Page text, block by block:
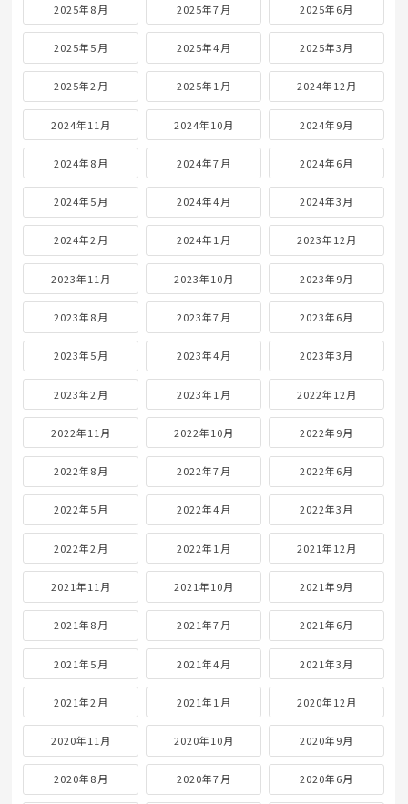
2025年8月 2025年7月 2025年6月
2025年5月 2025年4月 2025年3月
2025年2月 2025年1月 2024年12月
2024年11月 2024年10月 2024年9月
2024年8月 2024年7月 2024年6月
2024年5月 2024年4月 2024年3月
2024年2月 2024年1月 2023年12月
2023年11月 2023年10月 2023年9月
2023年8月 2023年7月 2023年6月
2023年5月 2023年4月 2023年3月
2023年2月 2023年1月 2022年12月
2022年11月 2022年10月 2022年9月
2022年8月 2022年7月 2022年6月
2022年5月 2022年4月 2022年3月
2022年2月 2022年1月 2021年12月
2021年11月 2021年10月 2021年9月
2021年8月 2021年7月 2021年6月
2021年5月 2021年4月 2021年3月
2021年2月 2021年1月 2020年12月
2020年11月 2020年10月 2020年9月
2020年8月 2020年7月 2020年6月